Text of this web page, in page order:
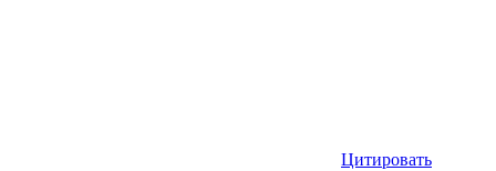
Цитировать